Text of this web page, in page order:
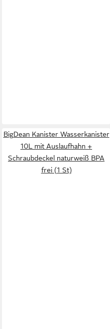
BigDean Kanister Wasserkanister
10L mit Auslaufhahn +
Schraubdeckel naturweiß BPA
frei (1 St)